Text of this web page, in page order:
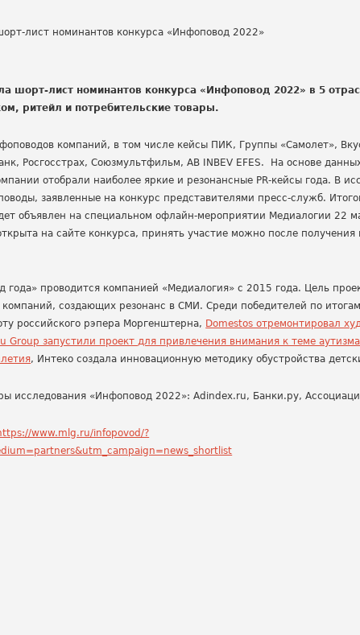
шорт-лист номинантов конкурса «Инфоповод 2022» в 5
ритейл и потребительские товары.
компаний, в том числе кейсы ПИК, Группы «Самолет»,
Росгосстрах, Союзмультфильм, AB INBEV EFES. На основе
отобрали наиболее яркие и резонансные PR-кейсы года. В
заявленные на конкурс представителями пресс-служб.
объявлен на специальном офлайн-мероприятии Медиалогии 22
на сайте конкурса, принять участие можно после
года» проводится компанией «Медиалогия» с 2015 года. Цель
компаний, создающих резонанс в СМИ. Среди победителей по
российского рэпера Моргенштерна, Domestos отремонтировал
Group запустили проект для привлечения внимания к теме аутизма
, Интеко создала инновационную методику обустройства
исследования «Инфоповод 2022»: Adindex.ru, Банки.ру,
www.mlg.ru/infopovod/?